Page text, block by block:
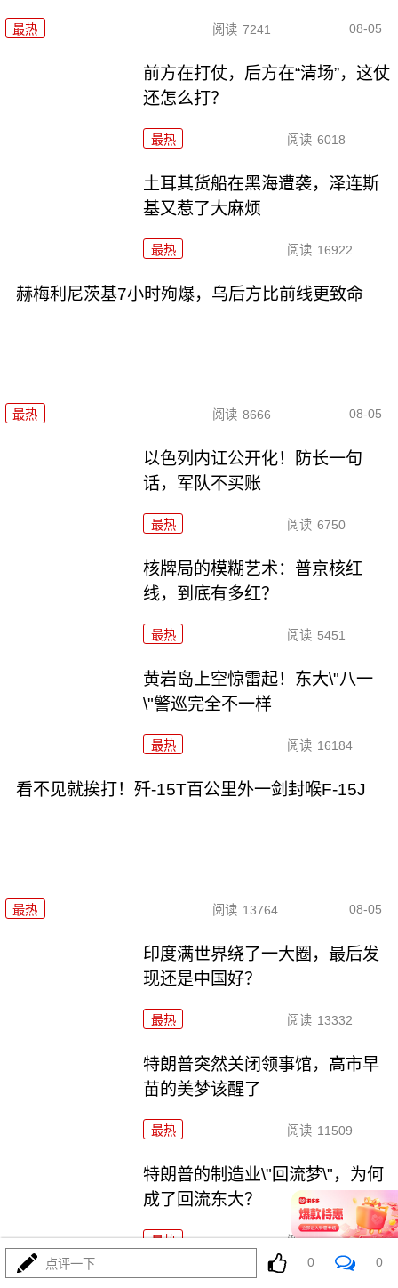
最热 阅读 7241 08-05
前方在打仗，后方在“清场”，这仗
还怎么打？
最热 阅读 6018
土耳其货船在黑海遭袭，泽连斯
基又惹了大麻烦
最热 阅读 16922
赫梅利尼茨基7小时殉爆，乌后方比前线更致命
最热 阅读 8666 08-05
以色列内讧公开化！防长一句
话，军队不买账
最热 阅读 6750
核牌局的模糊艺术：普京核红
线，到底有多红？
最热 阅读 5451
黄岩岛上空惊雷起！东大\"八一
\"警巡完全不一样
最热 阅读 16184
看不见就挨打！歼-15T百公里外一剑封喉F-15J
最热 阅读 13764 08-05
印度满世界绕了一大圈，最后发
现还是中国好？
最热 阅读 13332
特朗普突然关闭领事馆，高市早
苗的美梦该醒了
最热 阅读 11509
特朗普的制造业\"回流梦\"，为何
成了回流东大？
最热 阅读 8169
点评一下 0 0